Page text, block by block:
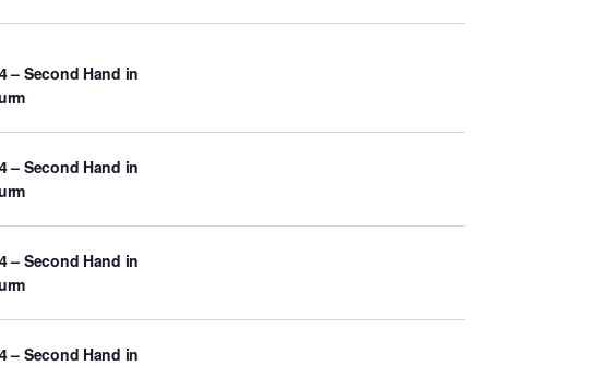
– Second Hand in
– Second Hand in
– Second Hand in
– Second Hand in